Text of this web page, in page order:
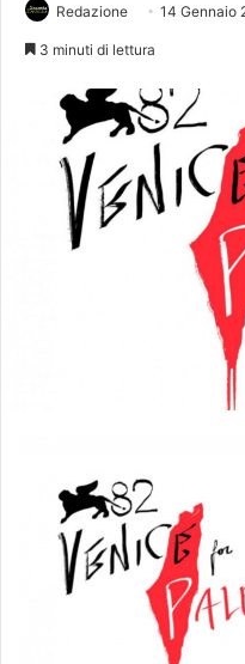
Redazione 14 Gennaio
3 minuti di lettura